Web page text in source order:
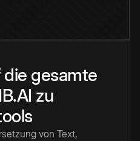
die gesamte
zu
von Text,